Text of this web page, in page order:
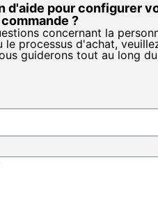
d'aide pour configurer
?
concernant la
le processus d'achat,
guiderons tout au long